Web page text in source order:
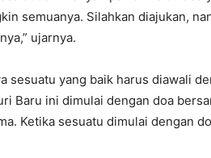
semuanya. Silahkan diajukan,
ujarnya.
sesuatu yang baik harus diawali
Baru ini dimulai dengan doa
Ketika sesuatu dimulai dengan